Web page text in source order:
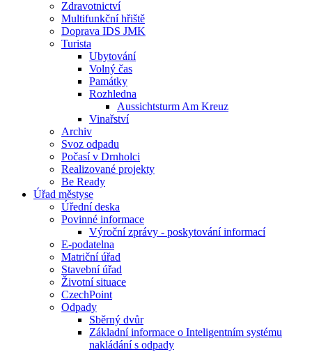
Zdravotnictví
Multifunkční hřiště
Doprava IDS JMK
Turista
Ubytování
Volný čas
Památky
Rozhledna
Aussichtsturm Am Kreuz
Vinařství
Archiv
Svoz odpadu
Počasí v Drnholci
Realizované projekty
Be Ready
Úřad městyse
Úřední deska
Povinné informace
Výroční zprávy - poskytování informací
E-podatelna
Matriční úřad
Stavební úřad
Životní situace
CzechPoint
Odpady
Sběrný dvůr
Základní informace o Inteligentním systému
nakládání s odpady